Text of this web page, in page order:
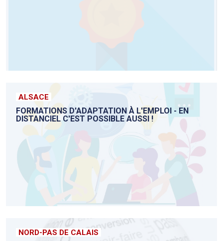
ALSACE
FORMATIONS D'ADAPTATION À L'EMPLOI - EN
DISTANCIEL C'EST POSSIBLE AUSSI !
NORD-PAS DE CALAIS